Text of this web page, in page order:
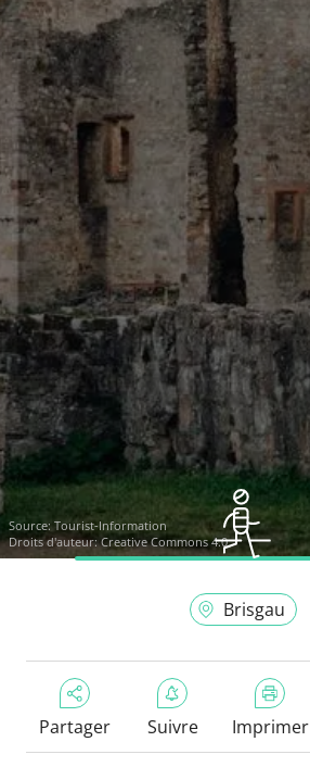
Source: Tourist-Information
Droits d'auteur: Creative Commons 4.0
Brisgau
Partager Suivre Imprimer